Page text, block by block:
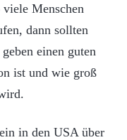
Menschen
dann sollten
einen guten
ist und wie groß
in den USA über